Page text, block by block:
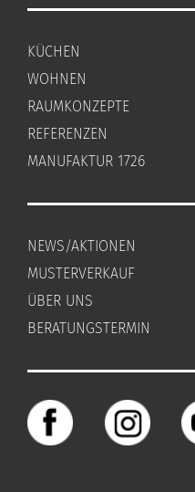
KÜCHEN
WOHNEN
RAUMKONZEPTE
REFERENZEN
MANUFAKTUR 1726
NEWS/AKTIONEN
MUSTERVERKAUF
ÜBER UNS
BERATUNGSTERMIN